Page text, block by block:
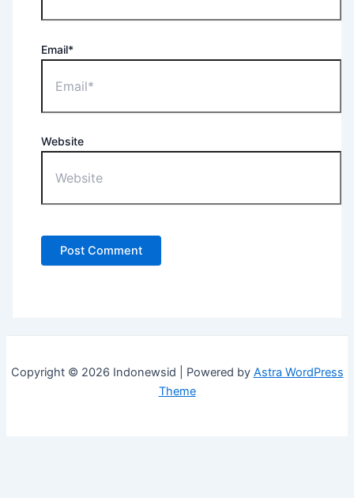
Email*
Website
Copyright © 2026 Indonewsid | Powered by Astra WordPress
Theme